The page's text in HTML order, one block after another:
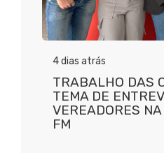
4 dias atrás
TRABALHO DAS
TEMA DE
VEREADORES
FM